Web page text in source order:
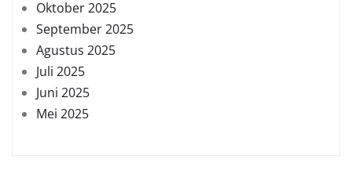
Oktober 2025
September 2025
Agustus 2025
Juli 2025
Juni 2025
Mei 2025